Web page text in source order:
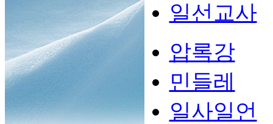
일선교사
압록강
민들레
일사일언